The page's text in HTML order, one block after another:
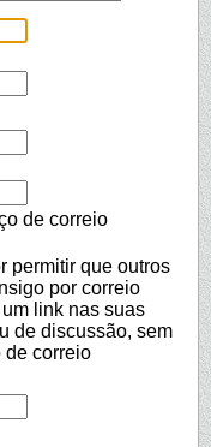
de correio
permitir que outros
por correio
link nas suas
de discussão, sem
de correio